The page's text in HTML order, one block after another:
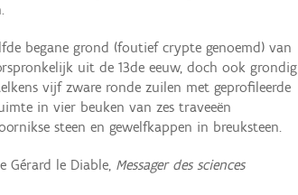
begane grond (foutief crypte genoemd) van
uit de 13de eeuw, doch ook grondig
vijf zware ronde zuilen met geprofileerde
in vier beuken van zes traveeën
steen en gewelfkappen in breuksteen.
Gérard le Diable, Messager des sciences